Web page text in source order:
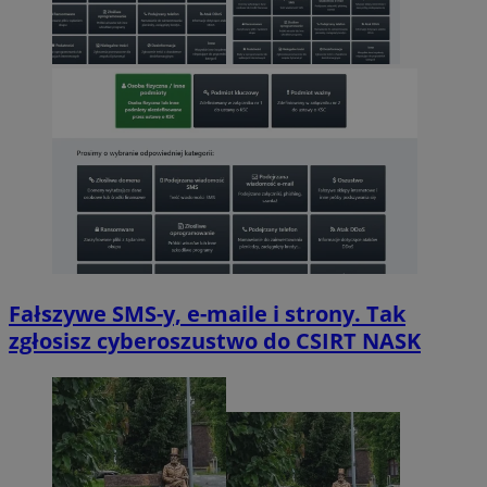
Fałszywe SMS-y, e-maile i strony. Tak
zgłosisz cyberoszustwo do CSIRT NASK